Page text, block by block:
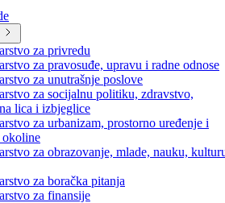
za privredu
za pravosuđe, upravu i radne odnose
za unutrašnje poslove
za socijalnu politiku, zdravstvo,
lica i izbjeglice
za urbanizam, prostorno uređenje i
okoline
za obrazovanje, mlade, nauku,